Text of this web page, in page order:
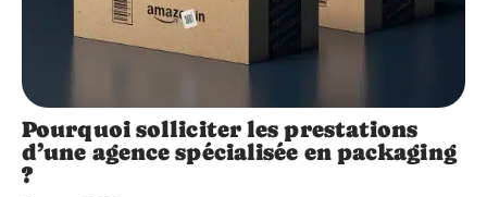
Pourquoi solliciter les prestations
d’une agence spécialisée en packaging
?